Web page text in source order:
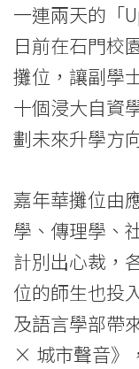
College
of
Hong
Kong
Baptist
一連兩天的「
日前在石門校
攤位，讓副學
十個浸大自資
劃未來升學方
嘉年華攤位由
學、傳理學、
計別出心裁，
位的師生也投
及語言學部帶
× 城市聲音》